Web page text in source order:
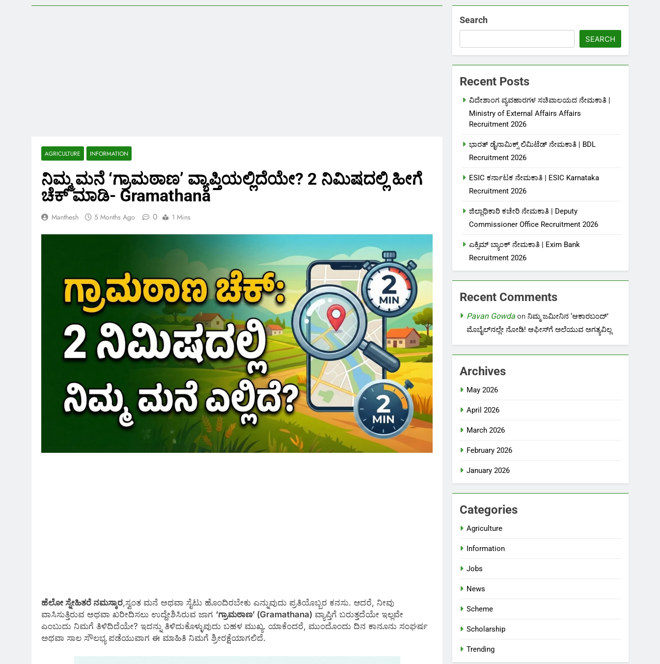
AGRICULTURE INFORMATION
ನಿಮ್ಮ ಮನೆ ‘ಗ್ರಾಮಠಾಣ’ ವ್ಯಾಪ್ತಿಯಲ್ಲಿದೆಯೇ? 2 ನಿಮಿಷದಲ್ಲಿ ಹೀಗೆ
ಚೆಕ್ ಮಾಡಿ- Gramathana
Manthesh 5 Months Ago 0 1 Mins
ಹೆಲೋ ಸ್ನೇಹಿತರೆ ನಮಸ್ಕಾರ,ಸ್ವಂತ ಮನೆ ಅಥವಾ ಸೈಟು ಹೊಂದಿರಬೇಕು ಎನ್ನುವುದು ಪ್ರತಿಯೊಬ್ಬರ ಕನಸು. ಆದರೆ, ನೀವು
ವಾಸಿಸುತ್ತಿರುವ ಅಥವಾ ಖರೀದಿಸಲು ಉದ್ದೇಶಿಸಿರುವ ಜಾಗ ‘ಗ್ರಾಮಠಾಣ’ (Gramathana) ವ್ಯಾಪ್ತಿಗೆ ಬರುತ್ತದೆಯೇ ಇಲ್ಲವೇ
ಎಂಬುದು ನಿಮಗೆ ತಿಳಿದಿದೆಯೇ? ಇದನ್ನು ತಿಳಿದುಕೊಳ್ಳುವುದು ಬಹಳ ಮುಖ್ಯ. ಯಾಕೆಂದರೆ, ಮುಂದೊಂದು ದಿನ ಕಾನೂನು ಸಂಘರ್ಷ
ಅಥವಾ ಸಾಲ ಸೌಲಭ್ಯ ಪಡೆಯುವಾಗ ಈ ಮಾಹಿತಿ ನಿಮಗೆ ಶ್ರೀರಕ್ಷೆಯಾಗಲಿದೆ.
Search
SEARCH
Recent Posts
ವಿದೇಶಾಂಗ ವ್ಯವಹಾರಗಳ ಸಚಿವಾಲಯದ ನೇಮಕಾತಿ |
Ministry of External Affairs Affairs
Recruitment 2026
ಭಾರತ್ ಡೈನಾಮಿಕ್ಸ್ ಲಿಮಿಟೆಡ್ ನೇಮಕಾತಿ | BDL
Recruitment 2026
ESIC ಕರ್ನಾಟಕ ನೇಮಕಾತಿ | ESIC Karnataka
Recruitment 2026
ಜಿಲ್ಲಾಧಿಕಾರಿ ಕಚೇರಿ ನೇಮಕಾತಿ | Deputy
Commissioner Office Recruitment 2026
ಎಕ್ಸಿಮ್ ಬ್ಯಾಂಕ್ ನೇಮಕಾತಿ |‌ Exim Bank
Recruitment 2026
Recent Comments
Pavan Gowda onನಿಮ್ಮ ಜಮೀನಿನ ‘ಆಕಾರಬಂದ್’
ಮೊಬೈಲ್‌ನಲ್ಲೇ ನೋಡಿ! ಆಫೀಸ್‌ಗೆ ಅಲೆಯುವ ಅಗತ್ಯವಿಲ್ಲ
Archives
May 2026
April 2026
March 2026
February 2026
January 2026
Categories
Agriculture
Information
Jobs
News
Scheme
Scholarship
Trending